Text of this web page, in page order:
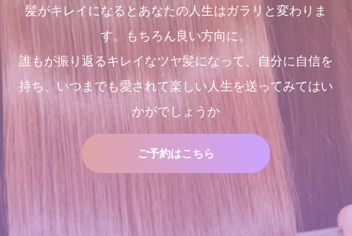
髪がキレイになるとあなたの人生はガラリと変わりま
す。もちろん良い方向に。
誰もが振り返るキレイなツヤ髪になって、自分に自信を
持ち、いつまでも愛されて楽しい人生を送ってみてはい
かがでしょうか
ご予約はこちら